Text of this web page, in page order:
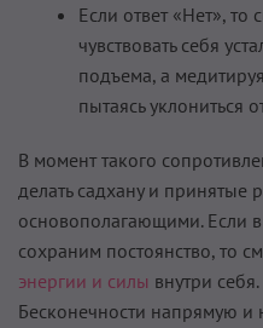
Если ответ «Нет»,
чувствовать себя
подъема, а
пытаясь уклониться
В момент такого
делать садхану и принятые
основополагающими. Если
сохраним постоянство, то
энергии и силы внутри
Бесконечности напрямую и